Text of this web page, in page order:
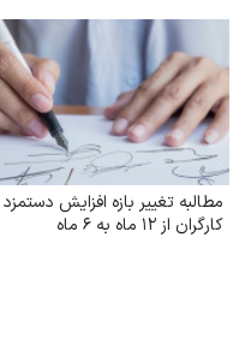
مطالبه تغییر بازه افزایش دستمزد
کارگران از ۱۲ ماه به ۶ ماه